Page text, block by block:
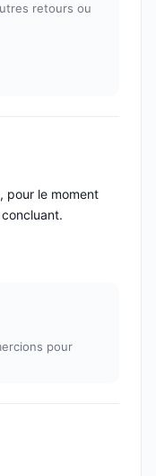
retours ou
pour le moment
pour